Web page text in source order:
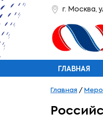
г. Москва,
ГЛАВНАЯ
Главная /